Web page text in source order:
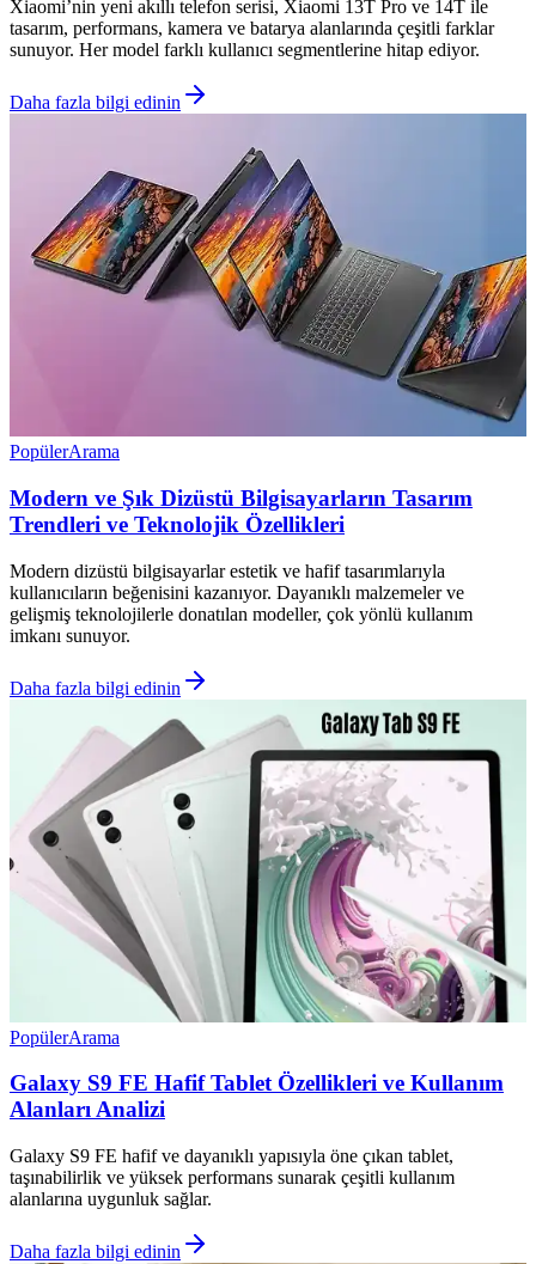
Xiaomi’nin yeni akıllı telefon serisi, Xiaomi 13T Pro ve 14T ile
tasarım, performans, kamera ve batarya alanlarında çeşitli farklar
sunuyor. Her model farklı kullanıcı segmentlerine hitap ediyor.
Daha fazla bilgi edinin
PopülerArama
Modern ve Şık Dizüstü Bilgisayarların Tasarım
Trendleri ve Teknolojik Özellikleri
Modern dizüstü bilgisayarlar estetik ve hafif tasarımlarıyla
kullanıcıların beğenisini kazanıyor. Dayanıklı malzemeler ve
gelişmiş teknolojilerle donatılan modeller, çok yönlü kullanım
imkanı sunuyor.
Daha fazla bilgi edinin
PopülerArama
Galaxy S9 FE Hafif Tablet Özellikleri ve Kullanım
Alanları Analizi
Galaxy S9 FE hafif ve dayanıklı yapısıyla öne çıkan tablet,
taşınabilirlik ve yüksek performans sunarak çeşitli kullanım
alanlarına uygunluk sağlar.
Daha fazla bilgi edinin